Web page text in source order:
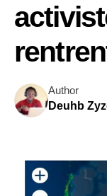
Author
Deuhb